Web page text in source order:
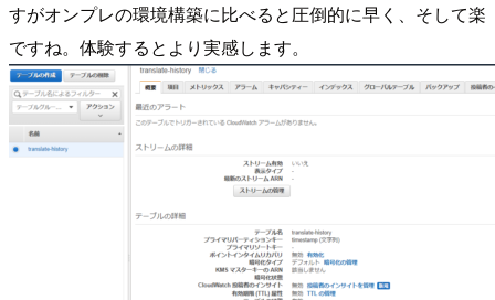
すがオンプレの環境構築に比べると圧倒的に早く、そして楽
ですね。体験するとより実感します。